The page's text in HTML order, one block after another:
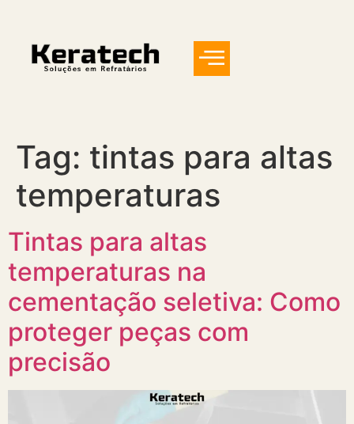
Tag: tintas para altas
temperaturas
Tintas para altas
temperaturas na
cementação seletiva: Como
proteger peças com
precisão